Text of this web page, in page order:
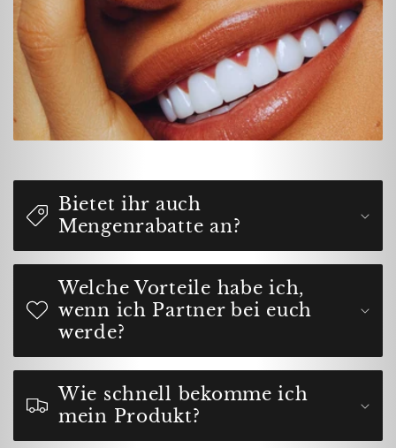
Bietet ihr auch
Mengenrabatte an?
Welche Vorteile habe ich,
wenn ich Partner bei euch
werde?
Wie schnell bekomme ich
mein Produkt?